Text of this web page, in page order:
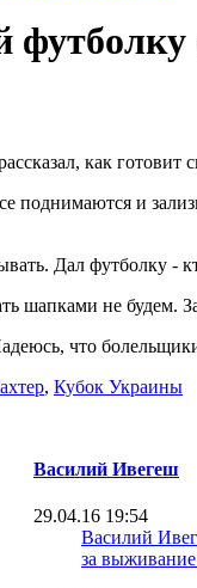
как
поднимаются и
Дал футболку -
шапками не будем.
что
, Кубок Украины
Василий Ивегеш
29.04.16 19:54
Василий
за